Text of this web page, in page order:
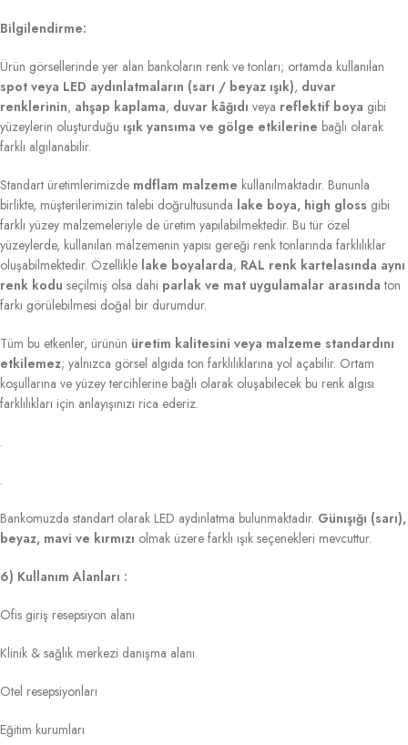
Bilgilendirme:
Ürün görsellerinde yer alan bankoların renk ve tonları; ortamda kullanılan
spot veya LED aydınlatmaların (sarı / beyaz ışık), duvar
renklerinin, ahşap kaplama, duvar kâğıdı veya reflektif boya gibi
yüzeylerin oluşturduğu ışık yansıma ve gölge etkilerine bağlı olarak
farklı algılanabilir.
Standart üretimlerimizde mdflam malzeme kullanılmaktadır. Bununla
birlikte, müşterilerimizin talebi doğrultusunda lake boya, high gloss gibi
farklı yüzey malzemeleriyle de üretim yapılabilmektedir. Bu tür özel
yüzeylerde, kullanılan malzemenin yapısı gereği renk tonlarında farklılıklar
oluşabilmektedir. Özellikle lake boyalarda, RAL renk kartelasında aynı
renk kodu seçilmiş olsa dahi parlak ve mat uygulamalar arasında ton
farkı görülebilmesi doğal bir durumdur.
Tüm bu etkenler, ürünün üretim kalitesini veya malzeme standardını
etkilemez; yalnızca görsel algıda ton farklılıklarına yol açabilir. Ortam
koşullarına ve yüzey tercihlerine bağlı olarak oluşabilecek bu renk algısı
farklılıkları için anlayışınızı rica ederiz.
.
.
Bankomuzda standart olarak LED aydınlatma bulunmaktadır. Günışığı (sarı),
beyaz, mavi ve kırmızı olmak üzere farklı ışık seçenekleri mevcuttur.
6) Kullanım Alanları :
Ofis giriş resepsiyon alanı
Klinik & sağlık merkezi danışma alanı
Otel resepsiyonları
Eğitim kurumları